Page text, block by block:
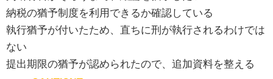
納税の猶予制度を利用できるか確認している
執行猶予が付いたため、直ちに刑が執行されるわけでは
ない
提出期限の猶予が認められたので、追加資料を整える